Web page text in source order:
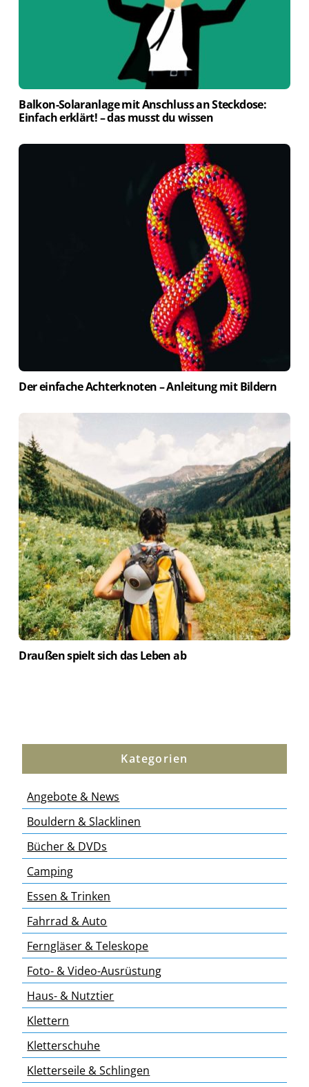
Balkon-Solaranlage mit Anschluss an Steckdose:
Einfach erklärt! – das musst du wissen
Der einfache Achterknoten – Anleitung mit Bildern
Draußen spielt sich das Leben ab
Kategorien
Angebote & News
Bouldern & Slacklinen
Bücher & DVDs
Camping
Essen & Trinken
Fahrrad & Auto
Ferngläser & Teleskope
Foto- & Video-Ausrüstung
Haus- & Nutztier
Klettern
Kletterschuhe
Kletterseile & Schlingen